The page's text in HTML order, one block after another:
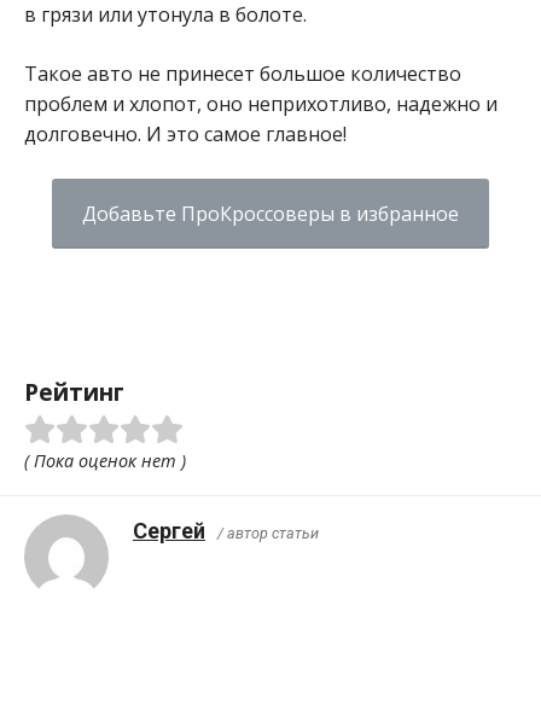
в грязи или утонула в болоте.
Такое авто не принесет большое количество
проблем и хлопот, оно неприхотливо, надежно и
долговечно. И это самое главное!
Добавьте ПроКроссоверы в избранное
Рейтинг
( Пока оценок нет )
Сергей / автор статьи